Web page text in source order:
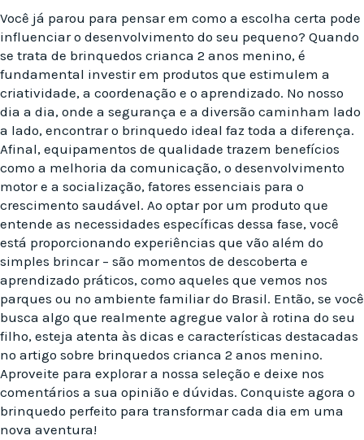
Você já parou para pensar em como a escolha certa pode
influenciar o desenvolvimento do seu pequeno? Quando
se trata de brinquedos crianca 2 anos menino, é
fundamental investir em produtos que estimulem a
criatividade, a coordenação e o aprendizado. No nosso
dia a dia, onde a segurança e a diversão caminham lado
a lado, encontrar o brinquedo ideal faz toda a diferença.
Afinal, equipamentos de qualidade trazem benefícios
como a melhoria da comunicação, o desenvolvimento
motor e a socialização, fatores essenciais para o
crescimento saudável. Ao optar por um produto que
entende as necessidades específicas dessa fase, você
está proporcionando experiências que vão além do
simples brincar – são momentos de descoberta e
aprendizado práticos, como aqueles que vemos nos
parques ou no ambiente familiar do Brasil. Então, se você
busca algo que realmente agregue valor à rotina do seu
filho, esteja atenta às dicas e características destacadas
no artigo sobre brinquedos crianca 2 anos menino.
Aproveite para explorar a nossa seleção e deixe nos
comentários a sua opinião e dúvidas. Conquiste agora o
brinquedo perfeito para transformar cada dia em uma
nova aventura!